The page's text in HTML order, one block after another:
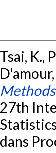
Tsai, K.,
27th
dans